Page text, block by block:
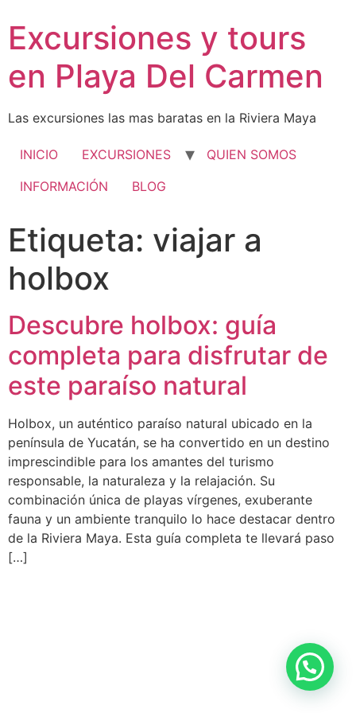
Excursiones y tours
en Playa Del Carmen
Las excursiones las mas baratas en la Riviera Maya
INICIO EXCURSIONES
QUIEN SOMOS
INFORMACIÓN
BLOG
Etiqueta: viajar a
holbox
Descubre holbox: guía
completa para disfrutar de
este paraíso natural
Holbox, un auténtico paraíso natural ubicado en la
península de Yucatán, se ha convertido en un destino
imprescindible para los amantes del turismo
responsable, la naturaleza y la relajación. Su
combinación única de playas vírgenes, exuberante
fauna y un ambiente tranquilo lo hace destacar dentro
de la Riviera Maya. Esta guía completa te llevará paso
[…]